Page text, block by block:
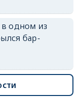
в одном из
бар-